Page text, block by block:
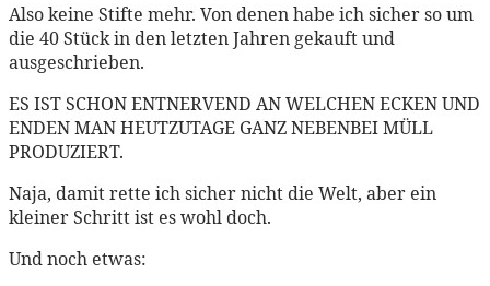
Also keine Stifte mehr. Von denen habe ich sicher so um
die 40 Stück in den letzten Jahren gekauft und
ausgeschrieben.
ES IST SCHON ENTNERVEND AN WELCHEN ECKEN UND
ENDEN MAN HEUTZUTAGE GANZ NEBENBEI MÜLL
PRODUZIERT.
Naja, damit rette ich sicher nicht die Welt, aber ein
kleiner Schritt ist es wohl doch.
Und noch etwas: